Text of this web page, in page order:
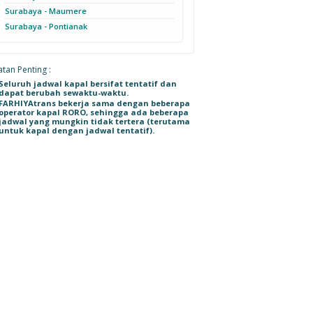
Surabaya - Maumere
Surabaya - Pontianak
Penting :
jadwal kapal bersifat tentatif dan
berubah sewaktu-waktu.
bekerja sama dengan beberapa
kapal RORO, sehingga ada beberapa
yang mungkin tidak tertera (terutama
kapal dengan jadwal tentatif).